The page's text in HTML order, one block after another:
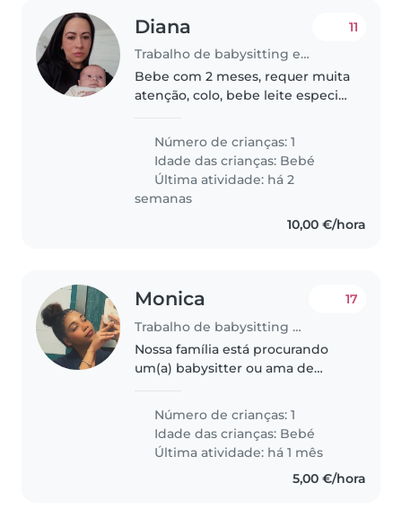
Diana
Trabalho de babysitting em Beja
11
Bebe com 2 meses, requer muita
atenção, colo, bebe leite especial
Número de crianças: 1
Idade das crianças: Bebé
Última atividade: há 2
semanas
10,00 €/hora
Monica
Trabalho de babysitting em Beja
17
Nossa família está procurando
um(a) babysitter ou ama de
bebê amigável e brincalhão.
Precisamos de alguém que
possa cuidar do nosso filho em
nossa casa...
Número de crianças: 1
Idade das crianças: Bebé
Última atividade: há 1 mês
5,00 €/hora